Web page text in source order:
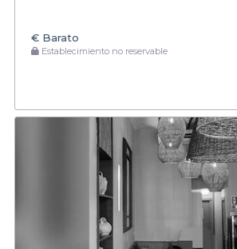
€ Barato
Establecimiento no reservable